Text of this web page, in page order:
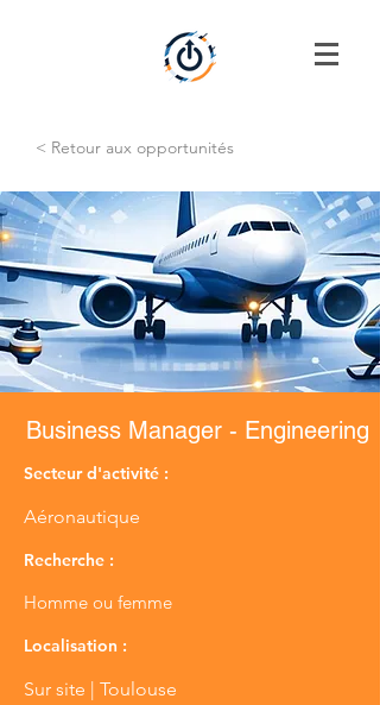
< Retour aux opportunités
Business Manager - Engineering
Secteur d'activité :
Aéronautique
Recherche :
Homme ou femme
Localisation :
Sur site | Toulouse